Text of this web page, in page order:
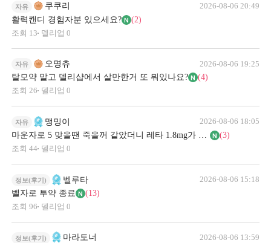
자유
쿠쿠리
활력캔디 경험자분 있으세요?
(2)
2026-08-06 20:49
조회 13 델리업 0
자유
오명츄
탈모약 말고 델리샵에서 살만한거 또 뭐있나요?
(4)
2026-08-06 19:25
조회 26 델리업 0
자유
맹밍이
마운자로 5 맞을땐 죽을꺼 같았더니 레타 1.8mg가 딱 맞네요..
(3)
2026-08-06 18:05
조회 44 델리업 0
정보(후기)
벨루타
벨자로 투약 종료
(13)
2026-08-06 15:18
조회 96 델리업 0
정보(후기)
마라토너
2026-08-06 13:59